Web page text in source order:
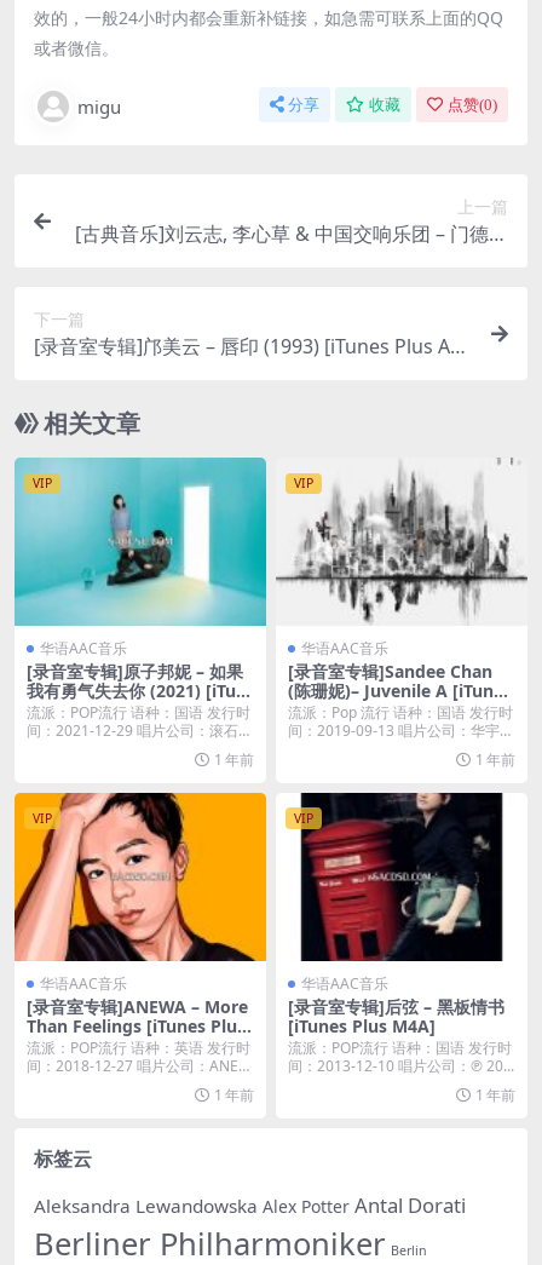
效的，一般24小时内都会重新补链接，如急需可联系上面的QQ
或者微信。
migu 分享 收藏 点赞(0)
上一篇
[古典音乐]刘云志, 李心草 & 中国交响乐团 – 门德尔
下一篇
[录音室专辑]邝美云 – 唇印 (1993) [iTunes Plus AA
相关文章
VIP
华语AAC音乐
[录音室专辑]原子邦妮 – 如果
我有勇气失去你 (2021) [iTun
es Plus M4A]
流派：POP流行 语种：国语 发行时
间：2021-12-29 唱片公司：滚石唱
1 年前
VIP
华语AAC音乐
[录音室专辑]Sandee Chan
(陈珊妮)– Juvenile A [iTunes
Plus M4A]
流派：Pop 流行 语种：国语 发行时
间：2019-09-13 唱片公司：华宇
1 年前
VIP
华语AAC音乐
[录音室专辑]ANEWA – More
Than Feelings [iTunes Plus
M4A]
流派：POP流行 语种：英语 发行时
间：2018-12-27 唱片公司：ANE
1 年前
VIP
华语AAC音乐
[录音室专辑]后弦 – 黑板情书
[iTunes Plus M4A]
流派：POP流行 语种：国语 发行时
间：2013-12-10 唱片公司：℗ 20...
1 年前
标签云
Aleksandra Lewandowska Alex Potter Antal Dorati
Berliner Philharmoniker Berlin